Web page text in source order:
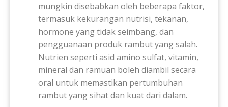
mungkin disebabkan oleh beberapa faktor,
termasuk kekurangan nutrisi, tekanan,
hormone yang tidak seimbang, dan
pengguanaan produk rambut yang salah.
Nutrien seperti asid amino sulfat, vitamin,
mineral dan ramuan boleh diambil secara
oral untuk memastikan pertumbuhan
rambut yang sihat dan kuat dari dalam.